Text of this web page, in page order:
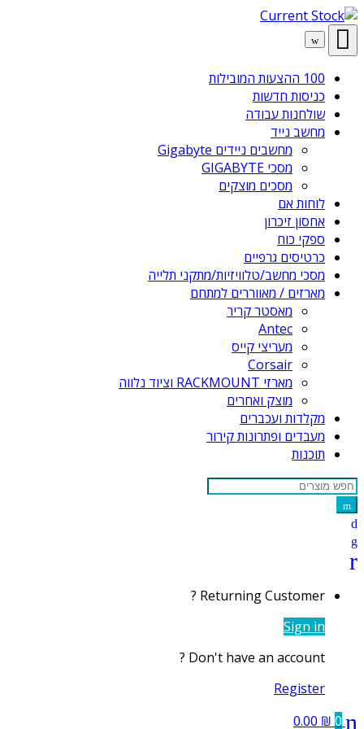
Skip
to
navigation
Skip
to
content
100 ההצעות המובילות
כניסות חדשות
שולחנות עבודה
מחשב נייד
מחשבים ניידים Gigabyte
מסכי GIGABYTE
מסכים מוצקים
לוחות אם
אחסון זיכרון
ספקי כוח
כרטיסים גרפיים
מסכי מחשב/טלוויזיות/מתקני תלייה
מארזים / מאווררים למתחם
מאסטר קריר
Antec
מעריצי קייס
Corsair
מארזי RACKMOUNT וציוד נלווה
מוצק ואחרים
מקלדות ועכברים
מעבדים ופתרונות קירור
תוכנות
Search
for:
Returning Customer ?
Sign in
Don't have an account ?
Register
0
0.00 ₪